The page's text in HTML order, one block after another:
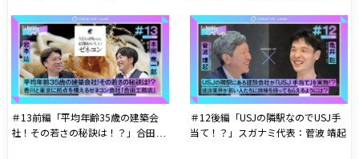
＃13前編「平均年齢35歳の建築会
社！その若さの秘訣は！？」合田工
＃12後編「USJの隣駅なのでUSJ手
当て！？」スガナミ代表：菅波 靖起